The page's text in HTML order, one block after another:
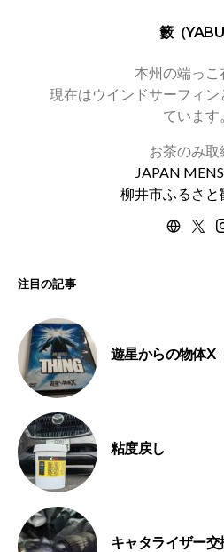
籔（YABU
本州の端っこ
現在はウインドサーフィン
ています
お茶のみ取
JAPAN
柳井市ふるさと
注目の記事
遊星からの物体X
粘度戻し
キャタライザー交